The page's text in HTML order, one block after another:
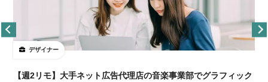
デザイナー
【週2リモ】大手ネット広告代理店の音楽事業部でグラフィック